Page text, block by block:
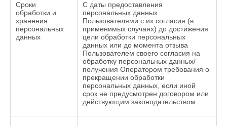
Сроки
обработки и
хранения
персональных
данных
С даты предоставления
персональных данных
Пользователями с их согласия (в
применимых случаях) до достижения
цели обработки персональных
данных или до момента отзыва
Пользователем своего согласия на
обработку персональных данных/
получения Оператором требования о
прекращении обработки
персональных данных, если иной
срок не предусмотрен договором или
действующим законодательством.